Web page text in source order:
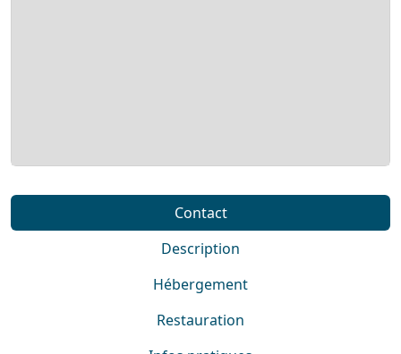
Contact
Description
Hébergement
Restauration